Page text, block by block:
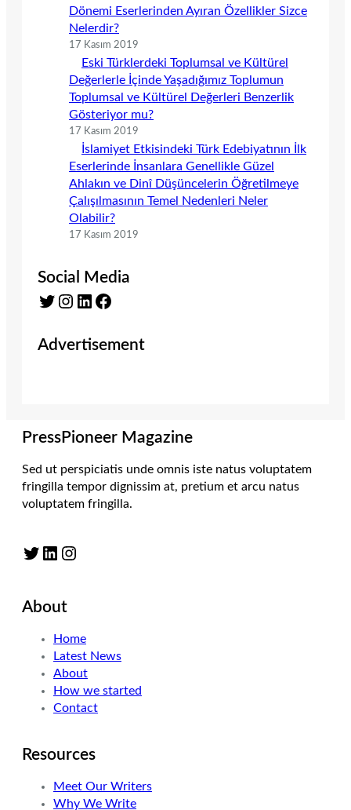
Dönemi Eserlerinden Ayıran Özellikler Sizce
Nelerdir?
17 Kasım 2019
Eski Türklerdeki Toplumsal ve Kültürel
Değerlerle İçinde Yaşadığımız Toplumun
Toplumsal ve Kültürel Değerleri Benzerlik
Gösteriyor mu?
17 Kasım 2019
İslamiyet Etkisindeki Türk Edebiyatının İlk
Eserlerinde İnsanlara Genellikle Güzel
Ahlakın ve Dinî Düşüncelerin Öğretilmeye
Çalışılmasının Temel Nedenleri Neler
Olabilir?
17 Kasım 2019
Social Media
Twitter Instagram LinkedIn Facebook
Advertisement
PressPioneer Magazine
Sed ut perspiciatis unde omnis iste natus voluptatem
fringilla tempor dignissim at, pretium et arcu natus
voluptatem fringilla.
Twitter LinkedIn Instagram
About
Home
Latest News
About
How we started
Contact
Resources
Meet Our Writers
Why We Write